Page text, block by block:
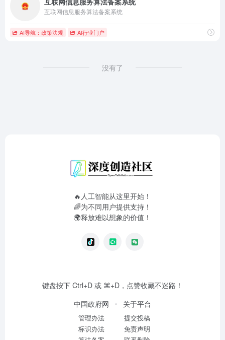
互联网信息服务算法备案系统
AI导航：政策法规 AI行业门户
没有了
🔥人工智能从这里开始！
🌈为不同用户提供支持！
🌍释放难以想象的价值！
键盘按下 Ctrl+D 或 ⌘+D，点赞收藏不迷路！
中国政府网
管理办法
标识办法
关于平台
提交投稿
免责声明